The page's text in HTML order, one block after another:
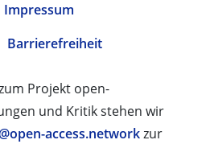
Impressum
Barrierefreiheit
Projekt open-
und Kritik stehen wir
access.networkzur